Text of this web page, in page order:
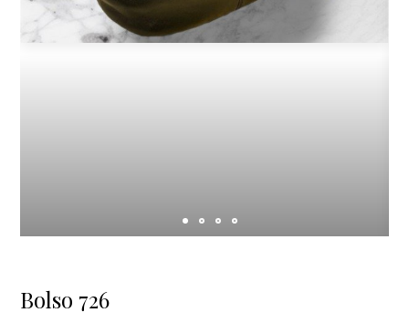
Bolso 726